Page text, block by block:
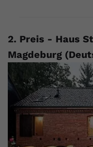
2. Preis - Haus
Magdeburg